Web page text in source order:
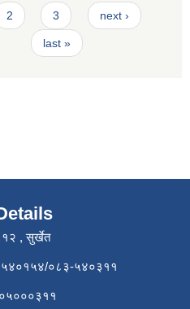
2 3 next ›
last »
१२ , सुर्खेत
०८३-५४०३११